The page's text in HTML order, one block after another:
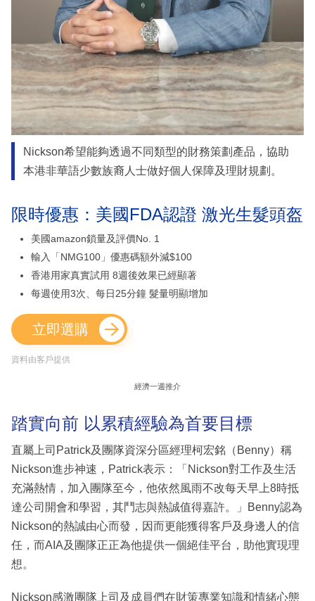
Nickson希望能夠透過不同類型的財務策劃產品，協助
本港非華語少數族裔人士做好個人保障及理財規劃。
限時優惠：美國FDA認證 激光生髮頭盔
美國amazon鎖量及評價No. 1
輸入「NMG100」優惠碼額外減$100
香港用家真實試用 8週後效果已經顯著
每週使用3次、每日25分鐘 髮量明顯增加
立即選購
資料由客戶提供
經濟一週推介
踏實向前 以累積經驗為首要目標
直屬上司Patrick及團隊資深分區經理柯宏銘（Benny）稱
Nickson進步神速，Patrick表示：「Nickson對工作及生活
充滿熱情，加入團隊至今，他依然風雨不改每天早上8時抵
達公司開會和學習，其鬥志與熱誠值得嘉許。」Benny認為
Nickson的熱誠由心而發，因而更能獲得客戶及身邊人的信
任，而AIA及團隊正正為他提供一個絕佳平台，助他實現理
想。
Nickson感激團隊上司及成員們在財策專業知識和情緒心態